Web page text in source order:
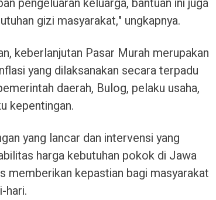
gizi masyarakat," ungkapnya.
keberlanjutan Pasar Murah merupakan
yang dilaksanakan secara terpadu
daerah, Bulog, pelaku usaha,
kepentingan.
yang lancar dan intervensi yang
harga kebutuhan pokok di Jawa
memberikan kepastian bagi masyarakat
hari.